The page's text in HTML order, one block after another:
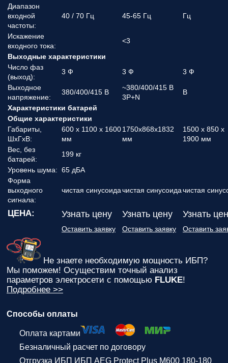
Диапазон
входной
частоты:
40 / 70 Гц 45-65 Гц Гц
Искажение
входного тока:
<3
Выходные характеристики
Число фаз
(выход):
3 Ф 3 Ф
3 Ф
Выходное
напряжение:
380/400/415 В
~380/400/415 В
3P+N
В
Характеристики батарей
Общие характеристики
Габариты,
ШхГхВ:
600 x 1100 x 1600
мм
1750x868x1832
мм
1500 x 850 x
1900 мм
Вес, без
батарей:
199 кг
Уровень шума: 65 дБА
Форма
выходного
сигнала:
чистая синусоидачистая синусоидачистая
ЦЕНА: Узнать цену Узнать цену Узнать
Оставить заявку Оставить заявку Оставить
Не знаете необходимую мощность ИБП?
Мы поможем! Осуществим точный анализ
параметров электросети с помощью FLUKE!
Подробнее >>
Способы оплаты
Оплата картами
Безналичный расчет по договору
Отгрузка ИБП ИБП AEG Protect Plus M600 180-180